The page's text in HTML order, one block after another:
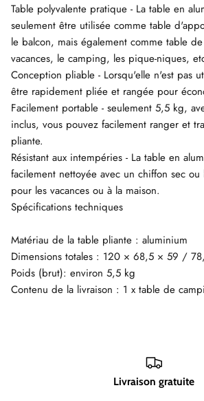
Table polyvalente pratique - La table en
seulement être utilisée comme table
le balcon, mais également comme table
vacances, le camping, les pique-niques,
Conception pliable - Lorsqu'elle n'est pas
être rapidement pliée et rangée pour
Facilement portable - seulement 5,5 kg,
inclus, vous pouvez facilement ranger et
pliante.
Résistant aux intempéries - La table en
facilement nettoyée avec un chiffon sec
pour les vacances ou à la maison.
Spécifications techniques
Matériau de la table pliante : aluminium
Dimensions totales : 120 × 68,5 × 59 /
Poids (brut): environ 5,5 kg
Contenu de la livraison : 1 x table de
Livraison gratuite